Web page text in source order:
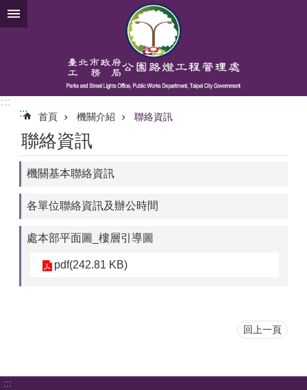
跳到主要內容區塊
:::
:::
首頁 機關介紹 聯絡資訊
聯絡資訊
機關基本聯絡資訊
各單位聯絡資訊及辦公時間
處本部平面圖_樓層引導圖
pdf(242.81 KB)
回上一頁
:::